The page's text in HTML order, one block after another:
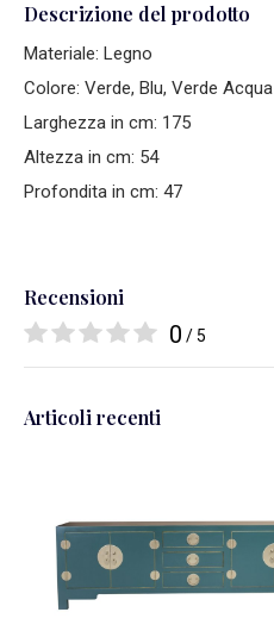
Descrizione del prodotto
Materiale: Legno
Colore: Verde, Blu, Verde Acqua
Larghezza in cm: 175
Altezza in cm: 54
Profondita in cm: 47
Recensioni
0 / 5
Articoli recenti